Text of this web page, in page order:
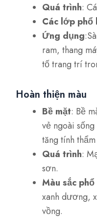
Quá trình:
Các lớp phổ
Ứng dụng
ram, thang
tố trang trí
Hoàn thiện màu
Bề mặt: Bề
vẻ ngoài
tăng tính
Quá trình:
sơn.
Màu sắc phổ
xanh dương,
vồng.